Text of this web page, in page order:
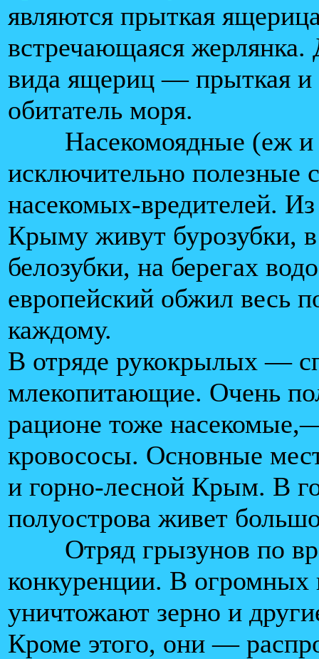
являются прыткая
встречающаяся
вида ящериц — прыткая
обитатель моря.
Насекомоядные (еж и
исключительно полезные
насекомых-вредителей.
Крыму живут бурозубки,
белозубки, на берегах
европейский обжил весь
каждому.
В отряде рукокрылых —
млекопитающие. Очень
рационе тоже
кровососы. Основные
и горно-лесной Крым. В
полуострова живет
Отряд грызунов по
конкуренции. В огромных
уничтожают зерно и
Кроме этого, они —